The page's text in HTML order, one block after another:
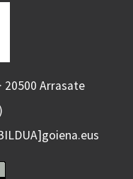
20500 Arrasate